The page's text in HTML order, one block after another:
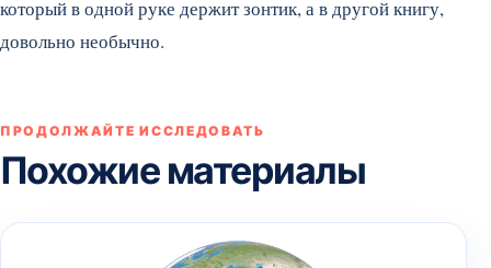
который в одной руке держит зонтик, а в другой книгу,
довольно необычно.
ПРОДОЛЖАЙТЕ ИССЛЕДОВАТЬ
Похожие материалы